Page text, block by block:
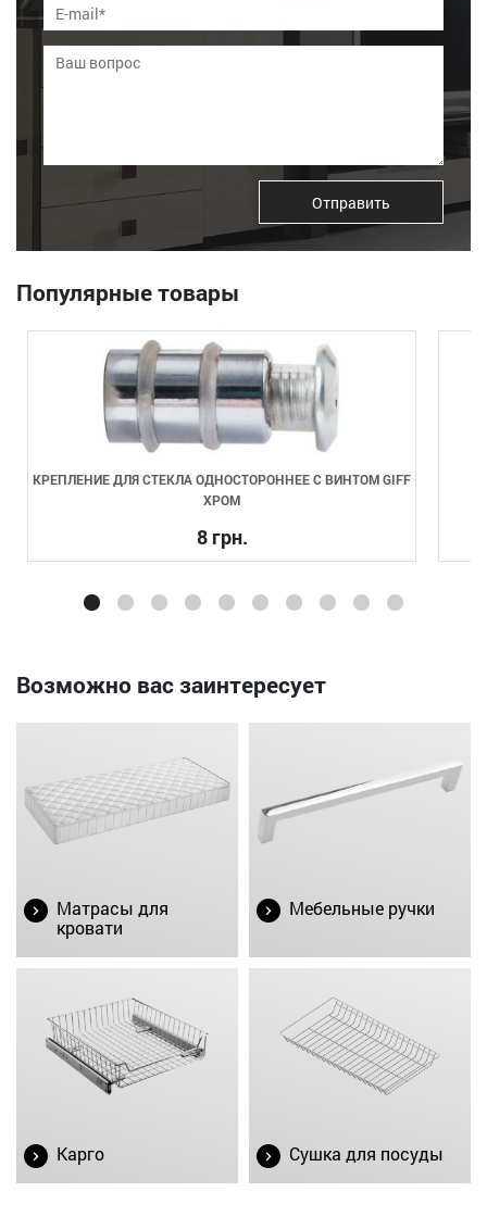
Отправить
Популярные товары
КРЕПЛЕНИЕ ДЛЯ СТЕКЛА ОДНОСТОРОННЕЕ С ВИНТОМ GIFF
ХРОМ
8 грн.
Возможно вас заинтересует
Матрасы для
кровати
Мебельные ручки
Карго Сушка для посуды